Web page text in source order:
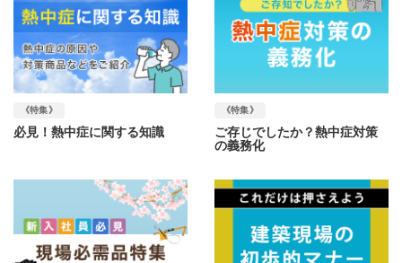
《特集》
必見！熱中症に関する知識
《特集》
ご存じでしたか？熱中症対策
の義務化